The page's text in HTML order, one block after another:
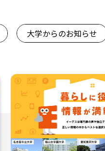
大学からのお知らせ